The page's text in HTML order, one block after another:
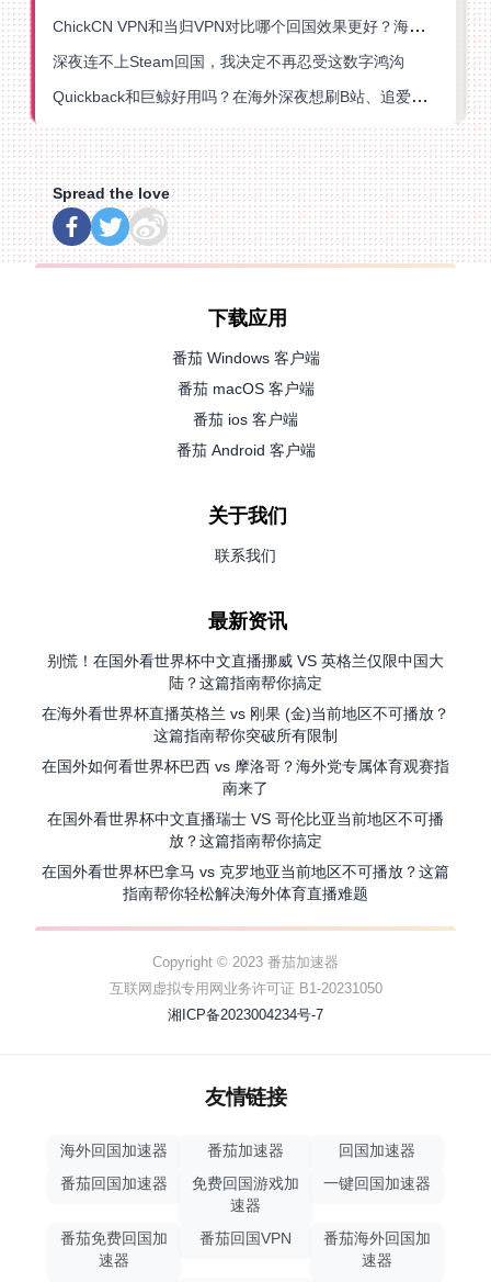
ChickCN VPN和当归VPN对比哪个回国效果更好？海外党亲测后选了它
深夜连不上Steam回国，我决定不再忍受这数字鸿沟
Quickback和巨鲸好用吗？在海外深夜想刷B站、追爱奇艺的你，或许正需要这份答案
Spread the love
下载应用
番茄 Windows 客户端
番茄 macOS 客户端
番茄 ios 客户端
番茄 Android 客户端
关于我们
联系我们
最新资讯
别慌！在国外看世界杯中文直播挪威 VS 英格兰仅限中国大
陆？这篇指南帮你搞定
在海外看世界杯直播英格兰 vs 刚果 (金)当前地区不可播放？
这篇指南帮你突破所有限制
在国外如何看世界杯巴西 vs 摩洛哥？海外党专属体育观赛指
南来了
在国外看世界杯中文直播瑞士 VS 哥伦比亚当前地区不可播
放？这篇指南帮你搞定
在国外看世界杯巴拿马 vs 克罗地亚当前地区不可播放？这篇
指南帮你轻松解决海外体育直播难题
Copyright © 2023 番茄加速器
互联网虚拟专用网业务许可证 B1-20231050
湘ICP备2023004234号-7
友情链接
海外回国加速器 番茄加速器
回国加速器
番茄回国加速器
免费回国游戏加
速器
一键回国加速器
番茄免费回国加
速器
番茄回国VPN
番茄海外回国加
速器